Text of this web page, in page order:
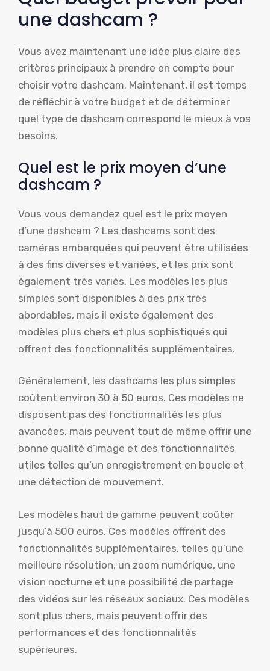
une dashcam ?
Vous avez maintenant une idée plus claire des
critères principaux à prendre en compte pour
choisir votre dashcam. Maintenant, il est temps
de réfléchir à votre budget et de déterminer
quel type de dashcam correspond le mieux à vos
besoins.
Quel est le prix moyen d’une
dashcam ?
Vous vous demandez quel est le prix moyen
d’une dashcam ? Les dashcams sont des
caméras embarquées qui peuvent être utilisées
à des fins diverses et variées, et les prix sont
également très variés. Les modèles les plus
simples sont disponibles à des prix très
abordables, mais il existe également des
modèles plus chers et plus sophistiqués qui
offrent des fonctionnalités supplémentaires.
Généralement, les dashcams les plus simples
coûtent environ 30 à 50 euros. Ces modèles ne
disposent pas des fonctionnalités les plus
avancées, mais peuvent tout de même offrir une
bonne qualité d’image et des fonctionnalités
utiles telles qu’un enregistrement en boucle et
une détection de mouvement.
Les modèles haut de gamme peuvent coûter
jusqu’à 500 euros. Ces modèles offrent des
fonctionnalités supplémentaires, telles qu’une
meilleure résolution, un zoom numérique, une
vision nocturne et une possibilité de partage
des vidéos sur les réseaux sociaux. Ces modèles
sont plus chers, mais peuvent offrir des
performances et des fonctionnalités
supérieures.